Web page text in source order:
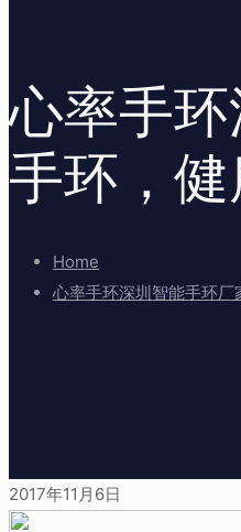
心率手
手环，
Home
心率手环深圳智能手环
2017年11月6日